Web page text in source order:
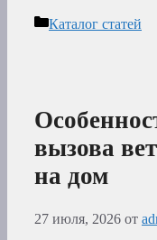
Рубрики
Каталог статей
вызова
на дом
27 июля, 2026 от